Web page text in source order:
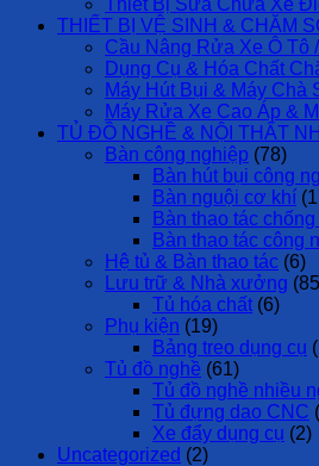
THIẾT BỊ VỆ SINH & CHĂM
Cầu Nâng Rửa Xe Ô Tô
Dụng Cụ & Hóa Chất
Máy Hút Bụi & Máy Chà
Máy Rửa Xe Cao Áp &
TỦ ĐỒ NGHỀ & NỘI THẤT
Bàn công nghiệp (78)
Bàn hút bụi công
Bàn nguội cơ khí
Bàn thao tác
Bàn thao tác công
Hệ tủ & Bàn thao tác (6)
Lưu trữ & Nhà xưởng
Tủ hóa chất (6)
Phụ kiện (19)
Bảng treo dụng cụ
Tủ đồ nghề (61)
Tủ đồ nghề nhiều
Tủ đựng dao CNC
Xe đẩy dụng cụ (2)
Uncategorized (2)